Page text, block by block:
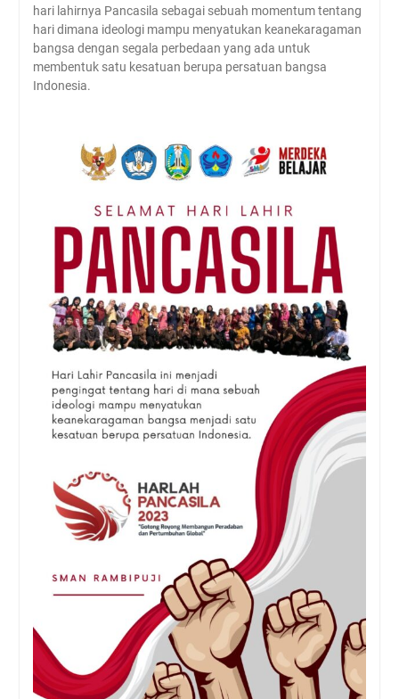
hari lahirnya Pancasila sebagai sebuah momentum tentang
hari dimana ideologi mampu menyatukan keanekaragaman
bangsa dengan segala perbedaan yang ada untuk
membentuk satu kesatuan berupa persatuan bangsa
Indonesia.